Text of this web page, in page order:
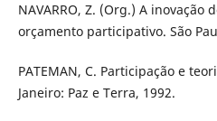
NAVARRO, Z. (Org.) A inovação
orçamento participativo. São
PATEMAN, C. Participação e
Janeiro: Paz e Terra, 1992.